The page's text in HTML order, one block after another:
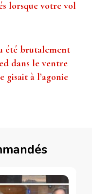
lorsque votre vol
été brutalement
dans le ventre
gisait à l’agonie